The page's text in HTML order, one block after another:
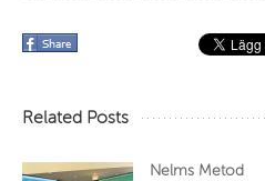
Related Posts
Nelms Metod